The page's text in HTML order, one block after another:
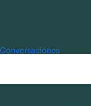
Conversaciones